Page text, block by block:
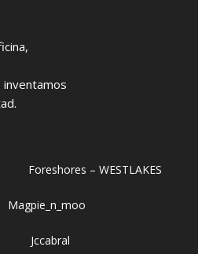
Foreshores – WESTLAKES
Magpie_n_moo
Jccabral